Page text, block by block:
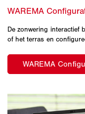
De zonwering interactief
of het terras en